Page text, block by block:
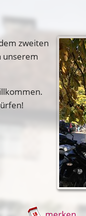
zweiten
unserem